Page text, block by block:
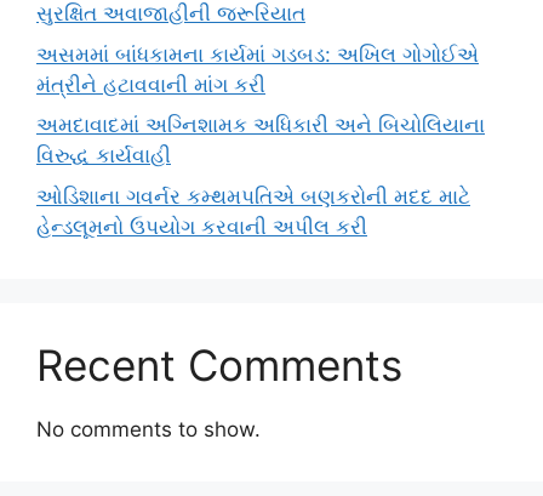
સુરક્ષિત અવાજાહીની જરૂરિયાત
અસમમાં બાંધકામના કાર્યમાં ગડબડ: અખિલ ગોગોઈએ
મંત્રીને હટાવવાની માંગ કરી
અમદાવાદમાં અગ્નિશામક અધિકારી અને બિચોલિયાના
વિરુદ્ધ કાર્યવાહી
ઓડિશાના ગવર્નર કમ્થમપતિએ બણકરોની મદદ માટે
હેન્ડલૂમનો ઉપયોગ કરવાની અપીલ કરી
Recent Comments
No comments to show.